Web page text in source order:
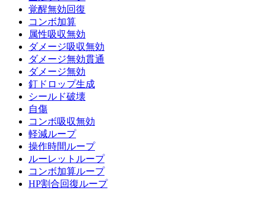
覚醒無効回復
コンボ加算
属性吸収無効
ダメージ吸収無効
ダメージ無効貫通
ダメージ無効
釘ドロップ生成
シールド破壊
自傷
コンボ吸収無効
軽減ループ
操作時間ループ
ルーレットループ
コンボ加算ループ
HP割合回復ループ